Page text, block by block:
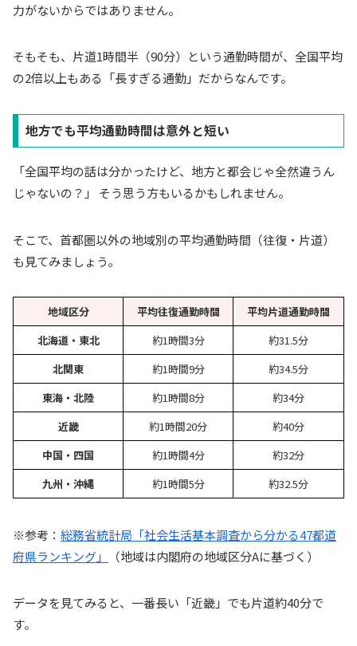
力がないからではありません。
そもそも、片道1時間半（90分）という通勤時間が、全国平均
の2倍以上もある「長すぎる通勤」だからなんです。
地方でも平均通勤時間は意外と短い
「全国平均の話は分かったけど、地方と都会じゃ全然違うん
じゃないの？」 そう思う方もいるかもしれません。
そこで、首都圏以外の地域別の平均通勤時間（往復・片道）
も見てみましょう。
地域区分 平均往復通勤時間
平均片道通勤時間
北海道・東北
約1時間3分
約31.5分
北関東
約1時間9分
約34.5分
東海・北陸
約1時間8分
約34分
近畿
約1時間20分
約40分
中国・四国
約1時間4分
約32分
九州・沖縄
約1時間5分 約32.5分
※参考： 総務省統計局「社会生活基本調査から分かる47都道
府県ランキング」
（地域は内閣府の地域区分Aに基づく）
データを見てみると、一番長い「近畿」でも片道約40分で
す。